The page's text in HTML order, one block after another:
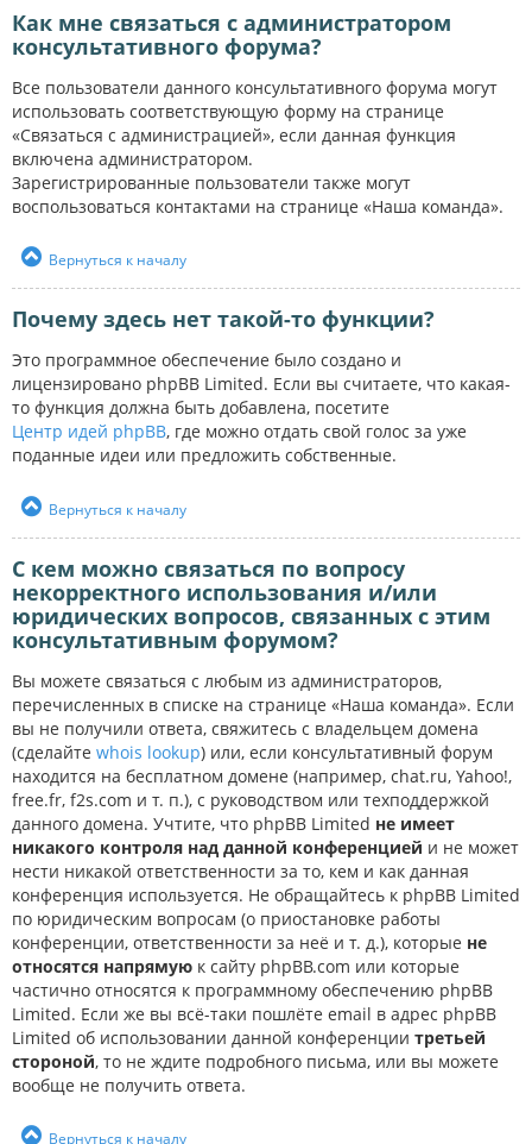
Как мне связаться с администратором
консультативного форума?
Все пользователи данного консультативного форума могут
использовать соответствующую форму на странице
«Связаться с администрацией», если данная функция
включена администратором.
Зарегистрированные пользователи также могут
воспользоваться контактами на странице «Наша команда».
Вернуться к началу
Почему здесь нет такой-то функции?
Это программное обеспечение было создано и
лицензировано phpBB Limited. Если вы считаете, что какая-
то функция должна быть добавлена, посетите
Центр идей phpBB, где можно отдать свой голос за уже
поданные идеи или предложить собственные.
Вернуться к началу
С кем можно связаться по вопросу
некорректного использования и/или
юридических вопросов, связанных с этим
консультативным форумом?
Вы можете связаться с любым из администраторов,
перечисленных в списке на странице «Наша команда». Если
вы не получили ответа, свяжитесь с владельцем домена
(сделайте whois lookup) или, если консультативный форум
находится на бесплатном домене (например, chat.ru, Yahoo!,
free.fr, f2s.com и т. п.), с руководством или техподдержкой
данного домена. Учтите, что phpBB Limited не имеет
никакого контроля над данной конференцией и не может
нести никакой ответственности за то, кем и как данная
конференция используется. Не обращайтесь к phpBB Limited
по юридическим вопросам (о приостановке работы
конференции, ответственности за неё и т. д.), которые не
относятся напрямую к сайту phpBB.com или которые
частично относятся к программному обеспечению phpBB
Limited. Если же вы всё-таки пошлёте email в адрес phpBB
Limited об использовании данной конференции третьей
стороной, то не ждите подробного письма, или вы можете
вообще не получить ответа.
Вернуться к началу